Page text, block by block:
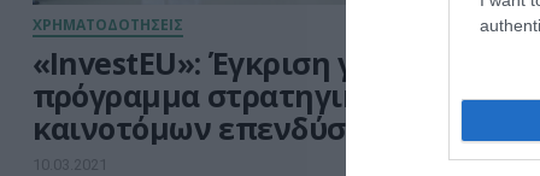
ΧΡΗΜΑΤΟΔΟΤΗΣΕΙΣ
«InvestEU»: Έγκριση για το
πρόγραμμα στρατηγικών και
καινοτόμων επενδύσεων
10.03.2021